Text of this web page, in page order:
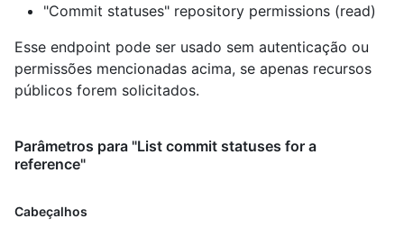
"Commit statuses" repository permissions (read)
Esse endpoint pode ser usado sem autenticação ou
permissões mencionadas acima, se apenas recursos
públicos forem solicitados.
Parâmetros para "List commit statuses for a
reference"
Cabeçalhos